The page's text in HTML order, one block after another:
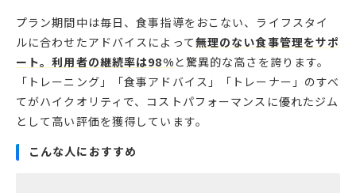
プラン期間中は毎日、食事指導をおこない、ライフスタイ
ルに合わせたアドバイスによって無理のない食事管理をサポ
ート。利用者の継続率は98%と驚異的な高さを誇ります。
「トレーニング」「食事アドバイス」「トレーナー」のすべ
てがハイクオリティで、コストパフォーマンスに優れたジム
として高い評価を獲得しています。
こんな人におすすめ